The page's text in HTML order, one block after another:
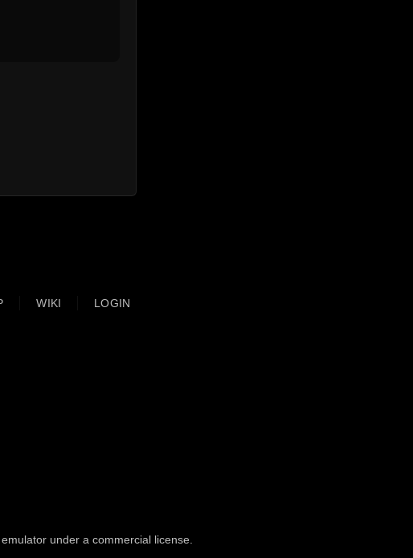
WIKI LOGIN
under a commercial license.